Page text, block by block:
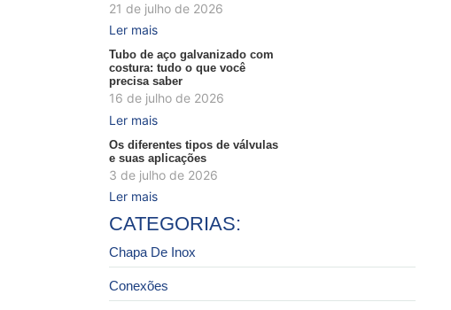
21 de julho de 2026
Ler mais
Tubo de aço galvanizado com
costura: tudo o que você
precisa saber
16 de julho de 2026
Ler mais
Os diferentes tipos de válvulas
e suas aplicações
3 de julho de 2026
Ler mais
CATEGORIAS:
Chapa De Inox
Conexões